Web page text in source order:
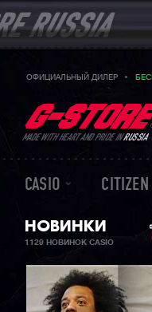
ОФИЦИАЛЬНЫЙ ДИЛЕР
MADE WITH HEART AND PRIDE INRUSSIA
CASIO CITIZEN
НОВИНКИ
1129 НОВИНОК CASIO